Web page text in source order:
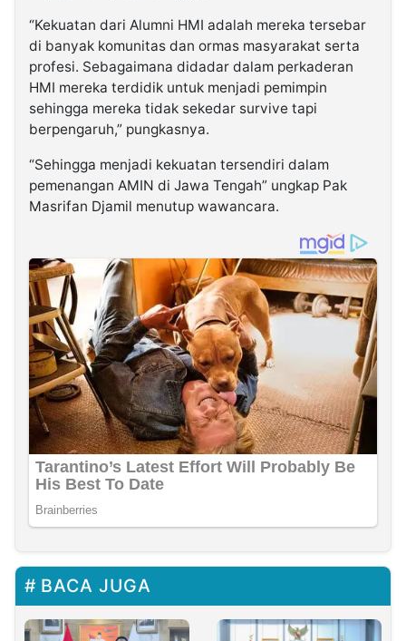
“Kekuatan dari Alumni HMI adalah mereka tersebar
di banyak komunitas dan ormas masyarakat serta
profesi. Sebagaimana didadar dalam perkaderan
HMI mereka terdidik untuk menjadi pemimpin
sehingga mereka tidak sekedar survive tapi
berpengaruh,” pungkasnya.
“Sehingga menjadi kekuatan tersendiri dalam
pemenangan AMIN di Jawa Tengah” ungkap Pak
Masrifan Djamil menutup wawancara.
BACA JUGA